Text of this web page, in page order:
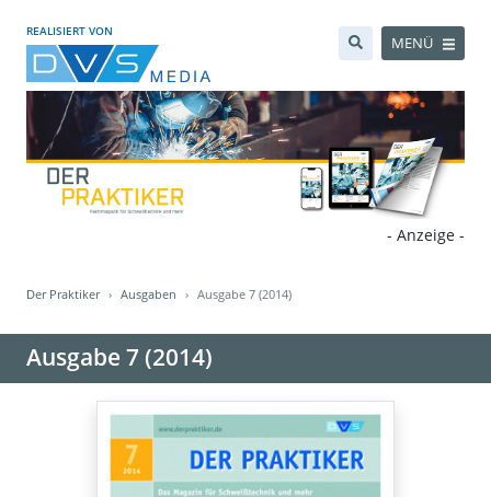
REALISIERT VON
MENÜ
- Anzeige -
Der Praktiker Ausgaben Ausgabe 7 (2014)
Ausgabe 7 (2014)